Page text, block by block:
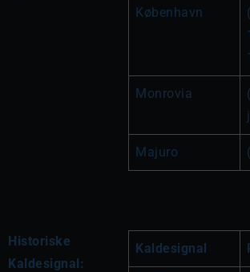
København
Monrovia
Majuro
Historiske
Kaldesignal:
Kaldesignal